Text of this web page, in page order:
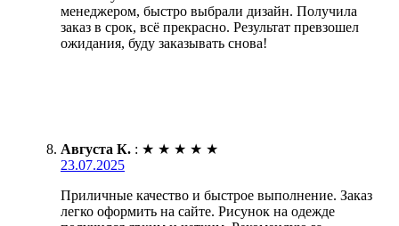
менеджером, быстро выбрали дизайн. Получила
заказ в срок, всё прекрасно. Результат превзошел
ожидания, буду заказывать снова!
Августа К. : ★ ★ ★ ★ ★
23.07.2025
Приличные качество и быстрое выполнение. Заказ
легко оформить на сайте. Рисунок на одежде